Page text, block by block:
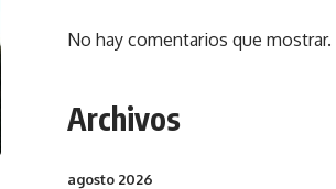
No hay comentarios que mostrar.
Archivos
agosto 2026